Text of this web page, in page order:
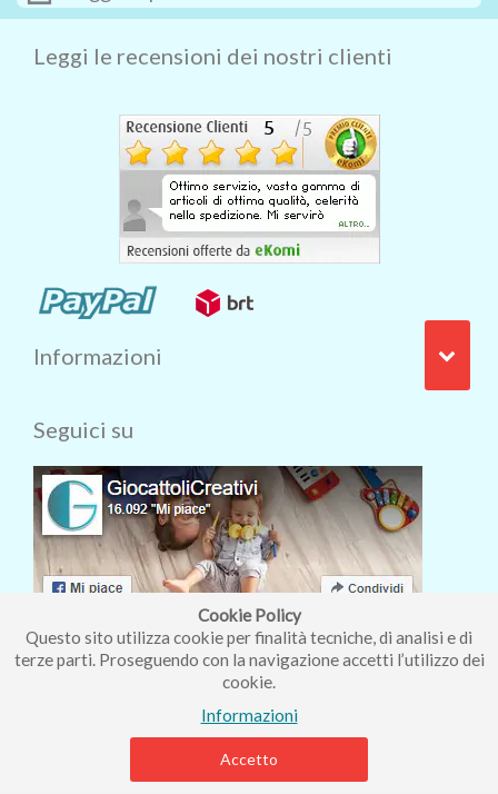
Cookie Policy
Questo sito utilizza cookie per finalità tecniche, di analisi e di
terze parti. Proseguendo con la navigazione accetti l’utilizzo dei
cookie.
Informazioni
Accetto
Leggi le recensioni dei nostri clienti
Informazioni
Seguici su
Iscriviti alla nostra newsletter
Piccolo Mondo di Ferri Roberta - Via Carlo Pisacane 9/11 57025